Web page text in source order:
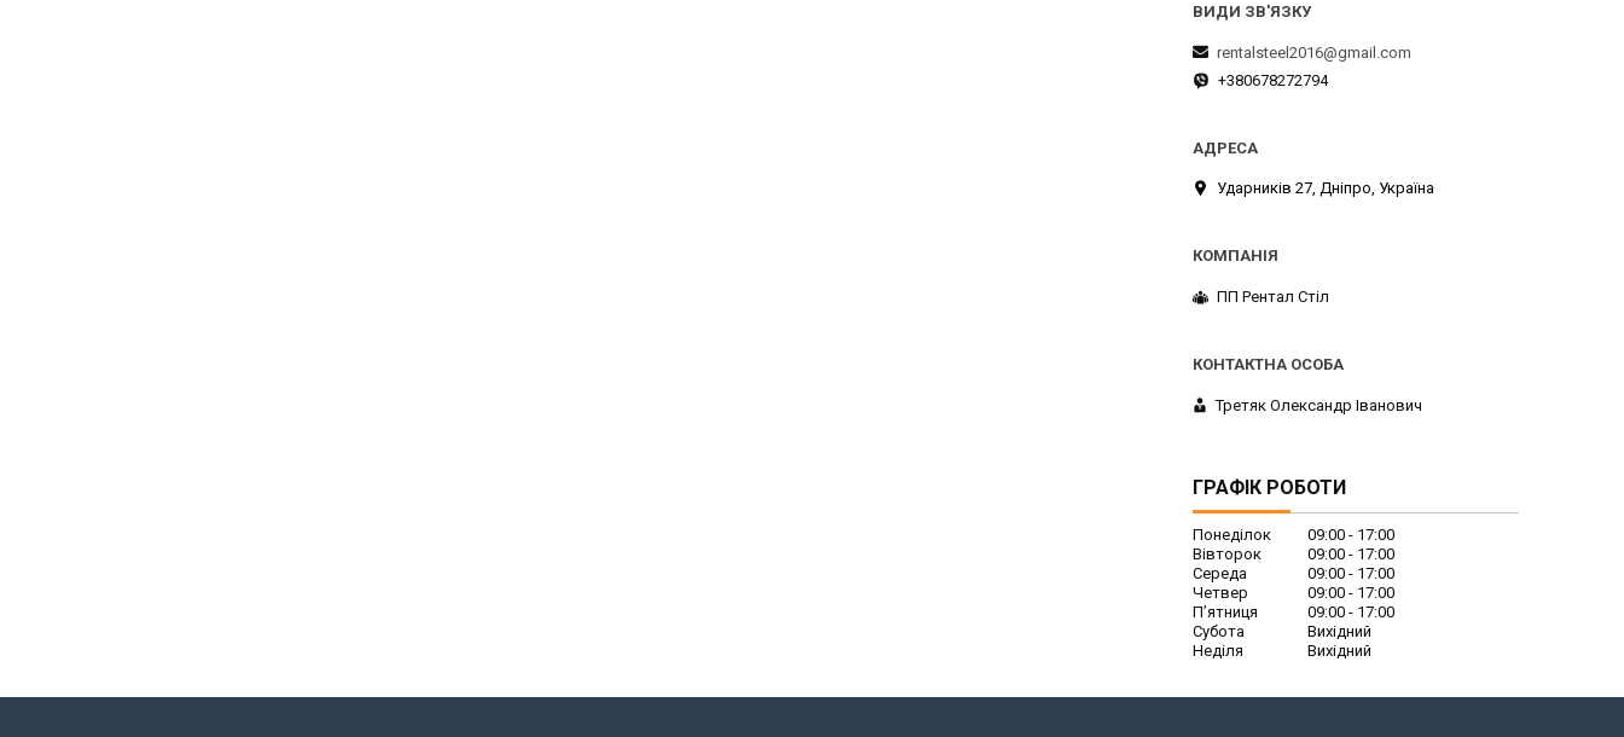
rentalsteel2016@gmail.com
+380678272794
Ударників 27, Дніпро, Україна
ПП Рентал Стіл
Третяк Олександр Іванович
ГРАФІК РОБОТИ
Понеділок 09:00
17:00
Вівторок
09:00
17:00
Середа
09:00
17:00
Четвер
09:00
17:00
Пʼятниця
09:00
17:00
Субота
Вихідний
Неділя
Вихідний